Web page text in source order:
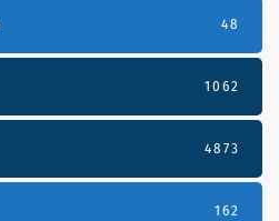
48
1062
4873
162